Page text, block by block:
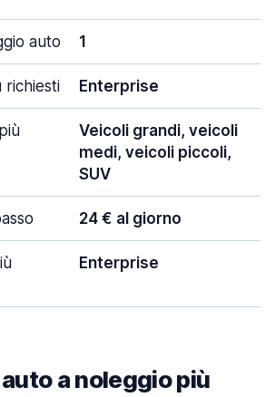
auto 1
richiesti Enterprise
Veicoli grandi, veicoli
medi, veicoli piccoli,
SUV
24 € al giorno
Enterprise
a noleggio più